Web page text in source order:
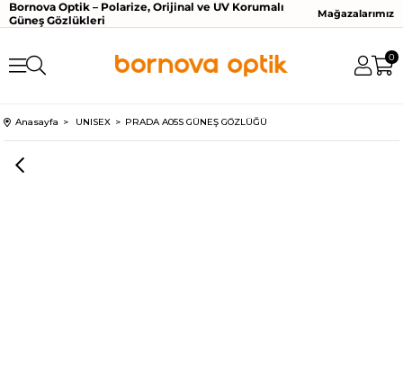
Bornova Optik – Polarize, Orijinal ve UV Korumalı
Güneş Gözlükleri
Mağazalarımız
0
Anasayfa UNISEX PRADA A05S GÜNEŞ GÖZLÜĞÜ